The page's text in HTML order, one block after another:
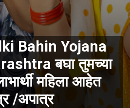
Bahin Yojana
बघा तुमच्या
महिला आहेत
/अपात्र